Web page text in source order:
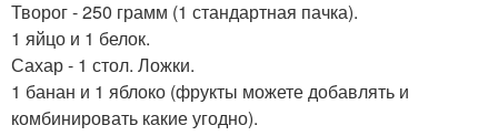
Творог - 250 грамм (1 стандартная пачка).
1 яйцо и 1 белок.
Сахар - 1 стол. Ложки.
1 банан и 1 яблоко (фрукты можете добавлять и
комбинировать какие угодно).